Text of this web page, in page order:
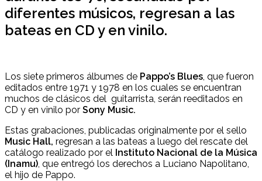
diferentes músicos, regresan a las
bateas en CD y en vinilo.
Los siete primeros álbumes de Pappo’s Blues , que fueron
editados entre 1971 y 1978 en los cuales se encuentran
muchos de clásicos del guitarrista, serán reeditados en
CD y en vinilo por Sony Music.
Estas grabaciones, publicadas originalmente por el sello
Music Hall, regresan a las bateas a luego del rescate del
catálogo realizado por el Instituto Nacional de la Música
(Inamu) , que entregó los derechos a Luciano Napolitano,
el hijo de Pappo.